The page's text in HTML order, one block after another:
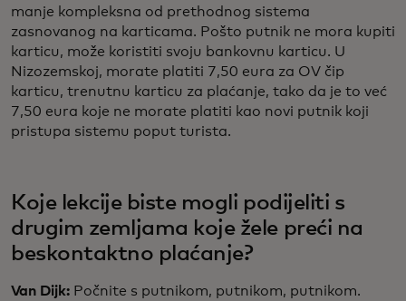
manje kompleksna od prethodnog sistema
zasnovanog na karticama. Pošto putnik ne mora kupiti
karticu, može koristiti svoju bankovnu karticu. U
Nizozemskoj, morate platiti 7,50 eura za OV čip
karticu, trenutnu karticu za plaćanje, tako da je to već
7,50 eura koje ne morate platiti kao novi putnik koji
pristupa sistemu poput turista.
Koje lekcije biste mogli podijeliti s
drugim zemljama koje žele preći na
beskontaktno plaćanje?
Van Dijk: Počnite s putnikom, putnikom, putnikom.